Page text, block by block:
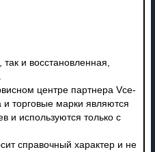
и восстановленная,
центре партнера Vce-
торговые марки являются
и используются только с
справочный характер и не